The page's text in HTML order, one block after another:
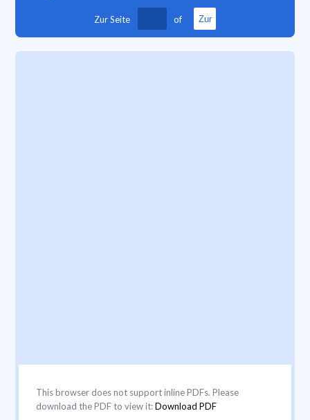
Zur Seite of Zur
This browser does not support inline PDFs. Please
download the PDF to view it:Download PDF